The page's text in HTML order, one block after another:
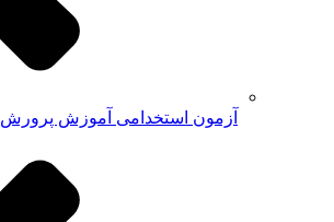
آزمون استخدامی آموزش پرورش